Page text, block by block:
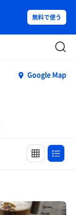
無料で使う
Google Map